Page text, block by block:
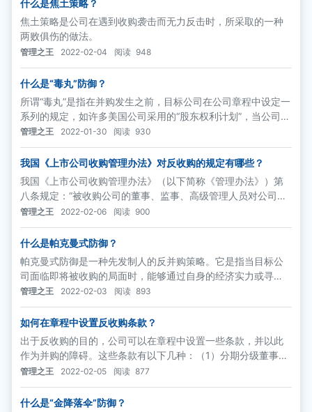
什么是焦土策略？
焦土策略是公司在遇到收购袭击而无力反击时，所采取的一种
两败俱伤的做法。
管理之王 2022-02-04 阅读 948
什么是“毒丸”防御？
所谓“毒丸”是指在并购发生之前，目标公司在公司章程中设定一
系列的规定，如许多美国公司采用的“股东权利计划”，当公司正
常运营的时候，这些“毒丸”不会发生作用，但当公司遭遇敌意收
购时，这些“毒丸”就会发作。
管理之王 2022-01-30 阅读 930
我国《上市公司收购管理办法》对反收购的规定有哪些？
我国《上市公司收购管理办法》（以下简称《管理办法》）第
八条规定：“被收购公司的董事、监事、高级管理人员对公司负
有忠实义务和勤勉义务，应当公平对待收购本公司的所有收购
人。
管理之王 2022-02-06 阅读 900
什么是帕克曼式防御？
帕克曼式防御是一种先发制人的反并购策略。它是指当目标公
司面临即将被收购的局面时，能够通过自身的经济实力或寻
找“白衣骑士”，变防御为进攻，购买收购方的股票，使对方从进
攻者变成防御者，以扭转不利的局面。
管理之王 2022-02-03 阅读 893
如何在章程中设置反收购条款？
出于反收购的目的，公司可以在章程中设置一些条款，并以此
作为并购的障碍。这些条款有以下几种：（1）分期分级董事会
制度
管理之王 2022-02-05 阅读 877
什么是“金降落伞”防御？